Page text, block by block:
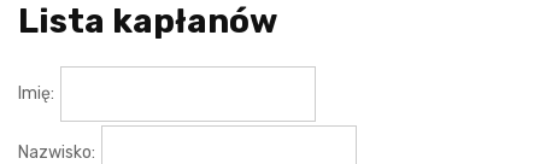
Lista kapłanów
Imię:
Nazwisko: